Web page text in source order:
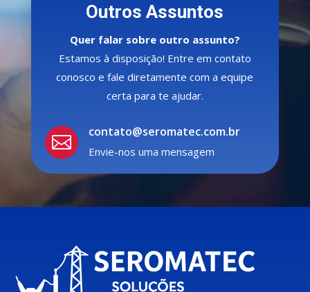
Outros Assuntos
Quer falar sobre outro assunto?
Estamos à disposição! Entre em contato
conosco e fale diretamente com a equipe
certa para te ajudar.

contato@seromatec.com.br
Envie-nos uma mensagem